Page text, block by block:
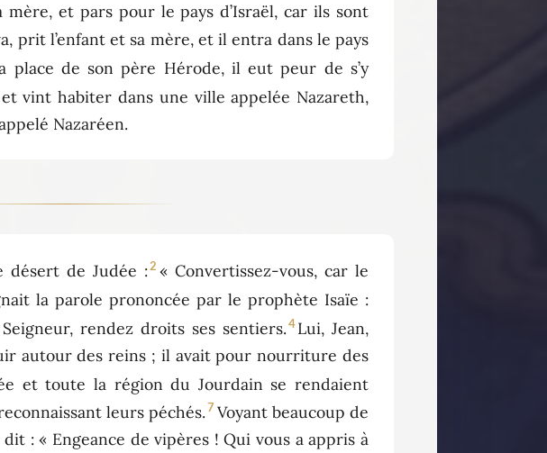
et pars pour le pays d’Israël, car ils sont
prit l’enfant et sa mère, et il entra dans le pays
place de son père Hérode, il eut peur de s’y
et vint habiter dans une ville appelée Nazareth,
Nazaréen.
désert de Judée :2 « Convertissez-vous, car le
la parole prononcée par le prophète Isaïe :
rendez droits ses sentiers.4 Lui, Jean,
autour des reins ; il avait pour nourriture des
et toute la région du Jourdain se rendaient
leurs péchés.7 Voyant beaucoup de
: « Engeance de vipères ! Qui vous a appris à